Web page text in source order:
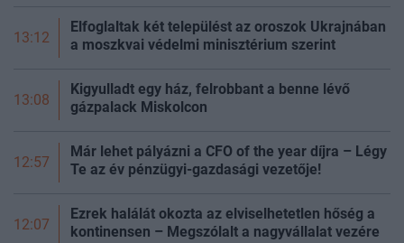
13:12
Elfoglaltak két települést az oroszok Ukrajnában
a moszkvai védelmi minisztérium szerint
13:08
Kigyulladt egy ház, felrobbant a benne lévő
gázpalack Miskolcon
12:57
Már lehet pályázni a CFO of the year díjra – Légy
Te az év pénzügyi-gazdasági vezetője!
12:07
Ezrek halálát okozta az elviselhetetlen hőség a
kontinensen – Megszólalt a nagyvállalat vezére